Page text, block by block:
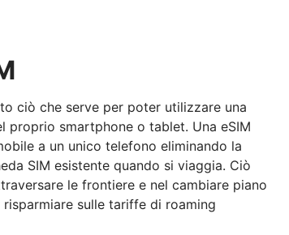
ciò che serve per poter utilizzare una
proprio smartphone o tablet. Una eSIM
a un unico telefono eliminando la
SIM esistente quando si viaggia. Ciò
le frontiere e nel cambiare piano
sulle tariffe di roaming